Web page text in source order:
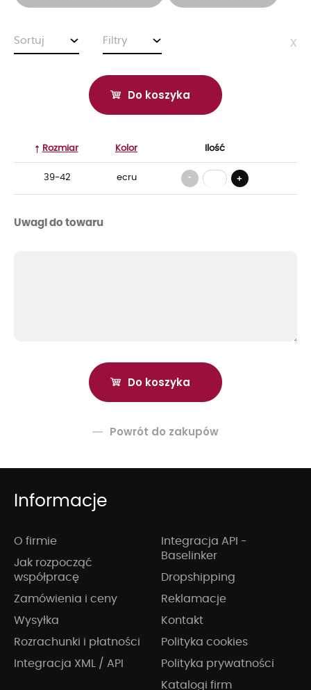
Sortuj Filtry x
Do koszyka
Rozmiar Kolor Ilość
39-42 ecru - +
Uwagi do towaru
Powrót do zakupów
Informacje
O firmie
Jak rozpocząć
współpracę
Zamówienia i ceny
Wysyłka
Rozrachunki i płatności
Integracja XML / API
Integracja API -
Baselinker
Dropshipping
Reklamacje
Kontakt
Polityka cookies
Polityka prywatności
Katalogi firm